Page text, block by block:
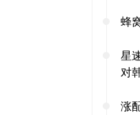
蜂
星
对
涨